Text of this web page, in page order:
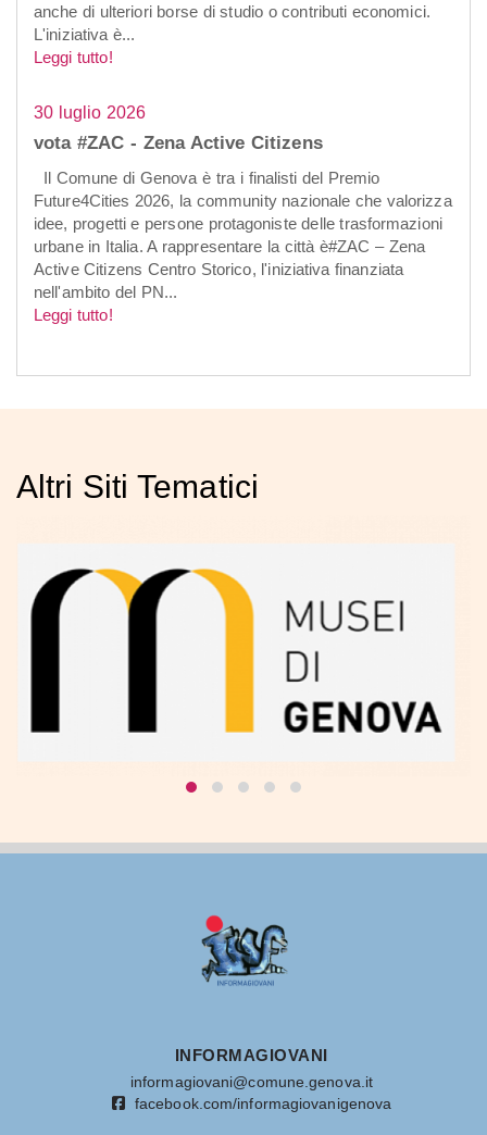
anche di ulteriori borse di studio o contributi economici.
L'iniziativa è...
Leggi tutto!
30 luglio 2026
vota #ZAC - Zena Active Citizens
Il Comune di Genova è tra i finalisti del Premio
Future4Cities 2026, la community nazionale che valorizza
idee, progetti e persone protagoniste delle trasformazioni
urbane in Italia. A rappresentare la città è#ZAC – Zena
Active Citizens Centro Storico, l'iniziativa finanziata
nell'ambito del PN...
Leggi tutto!
Altri Siti Tematici
INFORMAGIOVANI
informagiovani@comune.genova.it
facebook.com/informagiovanigenova